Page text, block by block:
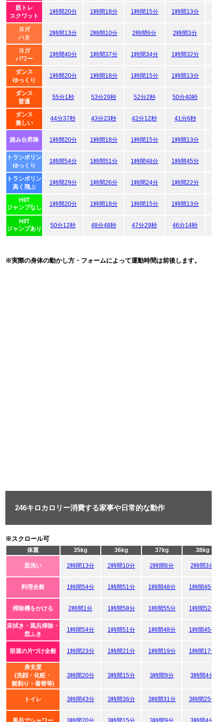
筋トレ
スクワット
1時間20分 1時間18分 1時間15分 1時間13分
ヨガ
ハタ
2時間13分 2時間10分 2時間6分 2時間3分
ヨガ
パワー
1時間40分 1時間37分 1時間34分 1時間32分
ダンス
ゆっくり
1時間20分 1時間18分 1時間15分 1時間13分
ダンス
普通
55分1秒 53分29秒 52分2秒 50分40秒
ダンス
激しい
44分37秒 43分23秒 42分12秒 41分6秒
踏み台昇降 1時間20分 1時間18分 1時間15分 1時間13分
トランポリン
ゆっくり
1時間54分 1時間51分 1時間48分 1時間45分
トランポリン
高く飛ぶ
1時間29分 1時間26分 1時間24分 1時間22分
HIIT
ジャンプなし
1時間20分 1時間18分 1時間15分 1時間13分
HIIT
ジャンプあり
50分12秒 48分48秒 47分29秒 46分14秒
※実際の身体の動かし方・フォームによって運動時間は前後します。
246キロカロリー消費する家事や日常的な動作
※スクロール可
体重 35kg 36kg 37kg 38kg
皿洗い 2時間13分 2時間10分 2時間6分 2時間3分
料理全般 1時間54分 1時間51分 1時間48分 1時間45分
掃除機をかける 2時間1分 1時間58分 1時間55分 1時間52分
床拭き・風呂掃除・
窓ふき
1時間54分 1時間51分 1時間48分 1時間45分
部屋の片づけ全般 1時間23分 1時間21分 1時間19分 1時間17分
身支度
(洗顔・化粧・
髭剃り・着替等)
3時間20分 3時間15分 3時間9分 3時間4分
トイレ 3時間43分 3時間36分 3時間31分 3時間25分
風呂でシャワー 3時間20分 3時間15分 3時間9分 3時間4分